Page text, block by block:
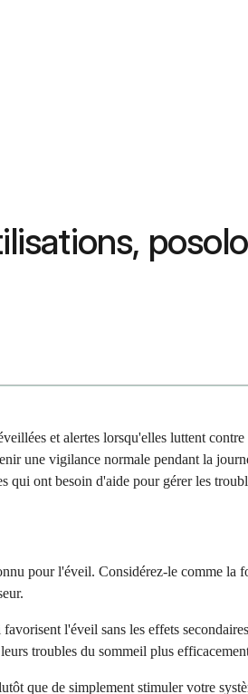
et alertes lorsqu'elles luttent
une vigilance normale pendant la
qui ont besoin d'aide pour gérer les
pour l'éveil. Considérez-le comme
l'éveil sans les effets
troubles du sommeil plus
que de simplement stimuler votre